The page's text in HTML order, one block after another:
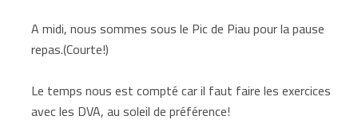
A midi, nous sommes sous le Pic de Piau pour la pause
repas.(Courte!)
Le temps nous est compté car il faut faire les exercices
avec les DVA, au soleil de préférence!